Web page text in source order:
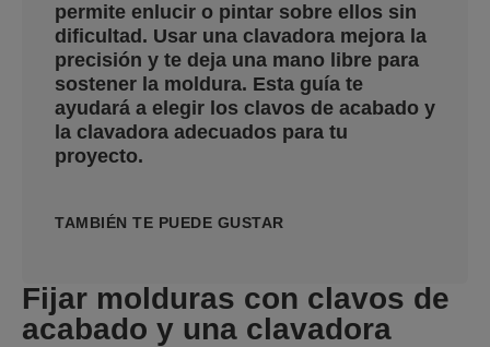
permite enlucir o pintar sobre ellos sin
dificultad. Usar una clavadora mejora la
precisión y te deja una mano libre para
sostener la moldura. Esta guía te
ayudará a elegir los clavos de acabado y
la clavadora adecuados para tu
proyecto.
TAMBIÉN TE PUEDE GUSTAR
Fijar molduras con clavos de
acabado y una clavadora